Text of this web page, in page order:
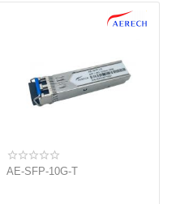
AE-SFP-10G-T